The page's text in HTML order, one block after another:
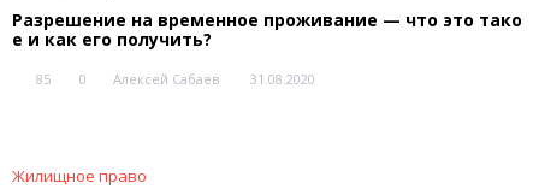
Разрешение на временное проживание — что это тако
е и как его получить?
85 0 Алексей Сабаев 31.08.2020
Жилищное право